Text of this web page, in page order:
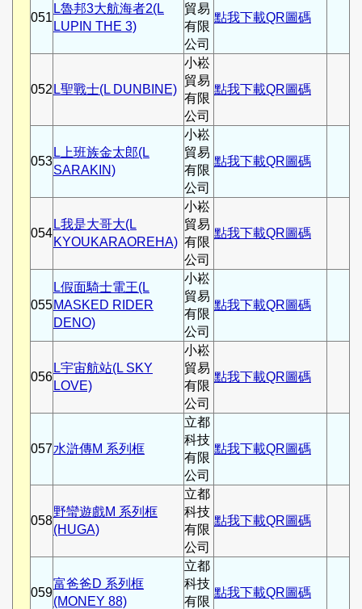
051
L魯邦3大航海者2(L
LUPIN THE 3)
貿易
有限
公司
點我下載QR圖碼
052 L聖戰士(L DUNBINE)
小崧
貿易
有限
公司
點我下載QR圖碼
053
L上班族金太郎(L
SARAKIN)
小崧
貿易
有限
公司
點我下載QR圖碼
054
L我是大哥大(L
KYOUKARAOREHA)
小崧
貿易
有限
公司
點我下載QR圖碼
055
L假面騎士電王(L
MASKED RIDER
DENO)
小崧
貿易
有限
公司
點我下載QR圖碼
056
L宇宙航站(L SKY
LOVE)
小崧
貿易
有限
公司
點我下載QR圖碼
057水滸傳M 系列框
立都
科技
有限
公司
點我下載QR圖碼
058
野蠻遊戲M 系列框
(HUGA)
立都
科技
有限
公司
點我下載QR圖碼
059
富爸爸D 系列框
(MONEY 88)
立都
科技
有限
點我下載QR圖碼